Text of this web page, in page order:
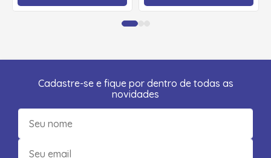
Cadastre-se e fique por dentro de todas as
novidades